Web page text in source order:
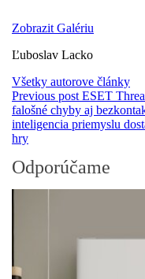
Zobrazit Galériu
Ľuboslav Lacko
Všetky autorove články
Previous post ESET
falošné chyby aj
inteligencia priemyslu
hry
Odporúčame